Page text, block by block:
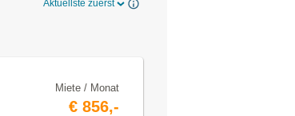
Aktuellste zuerst
Miete / Monat
€ 856,-